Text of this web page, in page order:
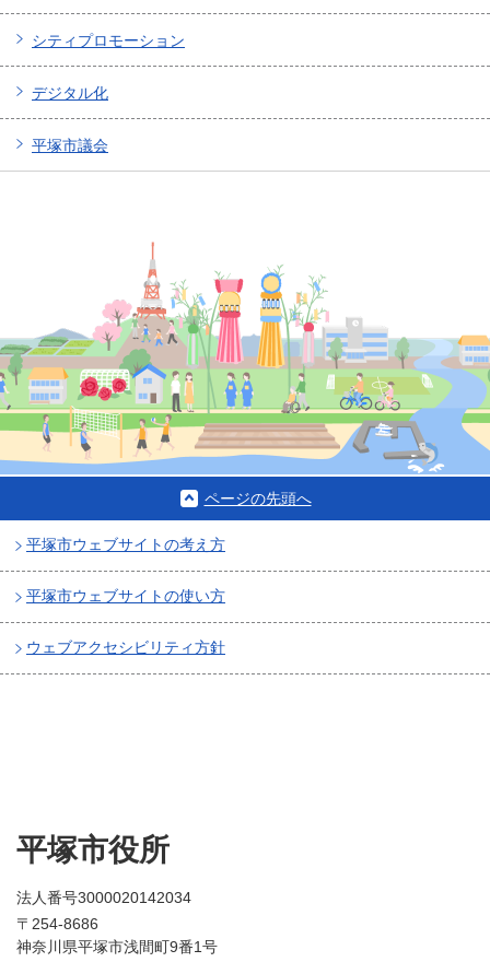
シティプロモーション
デジタル化
平塚市議会
ページの先頭へ
平塚市ウェブサイトの考え方
平塚市ウェブサイトの使い方
ウェブアクセシビリティ方針
平塚市役所
法人番号3000020142034
〒254-8686
神奈川県平塚市浅間町9番1号